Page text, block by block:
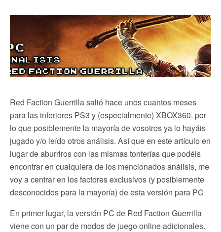
Red Faction Guerrilla salió hace unos cuantos meses
para las inferiores PS3 y (especialmente) XBOX360, por
lo que posiblemente la mayoría de vosotros ya lo hayáis
jugado y/o leído otros análisis. Así que en este artículo en
lugar de aburriros con las mismas tonterías que podéis
encontrar en cualquiera de los mencionados análisis, me
voy a centrar en los factores exclusivos (y posiblemente
desconocidos para la mayoría) de esta versión para PC
En primer lugar, la versión PC de Red Faction Guerrilla
viene con un par de modos de juego online adicionales.